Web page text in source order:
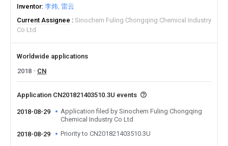
Inventor 李炜 雷云
Current Assignee
Sinochem Fuling Chongqing Chemical Industry
Co Ltd
Worldwide applications
2018
CN
Application CN201821403510.3U events
2018-08-29
Application filed by Sinochem Fuling Chongqing
Chemical Industry Co Ltd
2018-08-29
Priority to CN201821403510.3U